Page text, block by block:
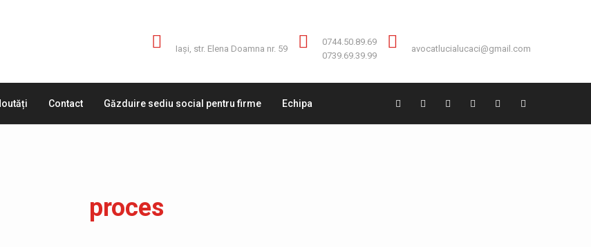
Iaşi, str. Elena Doamna nr. 59
0744.50.89.69
0739.69.39.99
avocatlucialucaci@gmail.com
Contact Găzduire sediu social pentru firme Echipa
proces